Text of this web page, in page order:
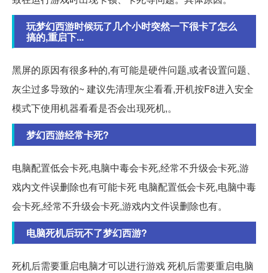
玩梦幻西游时候玩了几个小时突然一下很卡了怎么
搞的,重启下...
黑屏的原因有很多种的,有可能是硬件问题,或者设置问题、
灰尘过多导致的~ 建议先清理灰尘看看,开机按F8进入安全
模式下使用机器看看是否会出现死机,。
梦幻西游经常卡死?
电脑配置低会卡死,电脑中毒会卡死,经常不升级会卡死,游
戏内文件误删除也有可能卡死 电脑配置低会卡死,电脑中毒
会卡死,经常不升级会卡死,游戏内文件误删除也有。
电脑死机后玩不了梦幻西游?
死机后需要重启电脑才可以进行游戏 死机后需要重启电脑